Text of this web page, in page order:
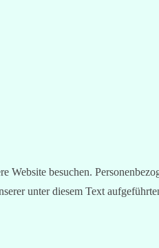
Website besuchen.
unter diesem Text